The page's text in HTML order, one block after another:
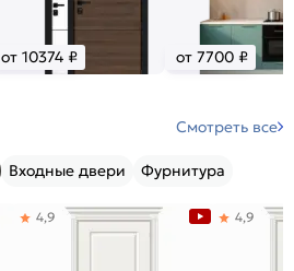
от 10374 ₽ от 7700 ₽
Смотреть все
Входные двери Фурнитура
4,9 4,9